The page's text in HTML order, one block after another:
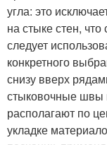
угла: это
на стыке стен,
следует
конкретного
снизу вверх
стыковочные швы
располагают по
укладке